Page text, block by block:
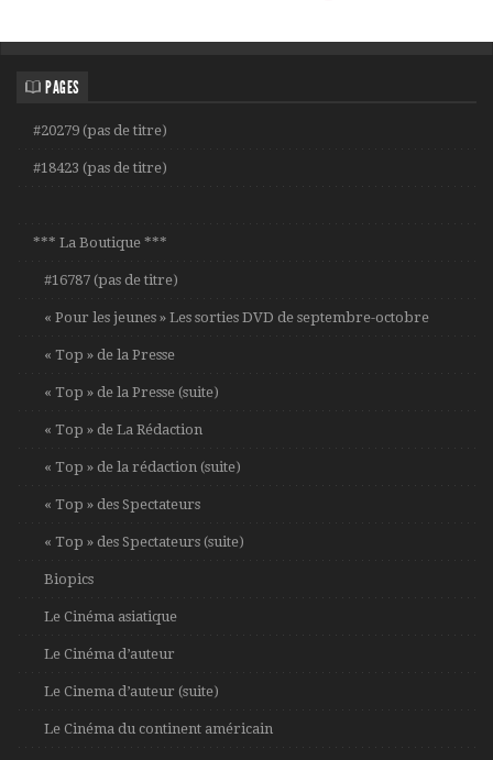
PAGES
#20279 (pas de titre)
#18423 (pas de titre)
*** La Boutique ***
#16787 (pas de titre)
« Pour les jeunes » Les sorties DVD de septembre-octobre
« Top » de la Presse
« Top » de la Presse (suite)
« Top » de La Rédaction
« Top » de la rédaction (suite)
« Top » des Spectateurs
« Top » des Spectateurs (suite)
Biopics
Le Cinéma asiatique
Le Cinéma d’auteur
Le Cinema d’auteur (suite)
Le Cinéma du continent américain